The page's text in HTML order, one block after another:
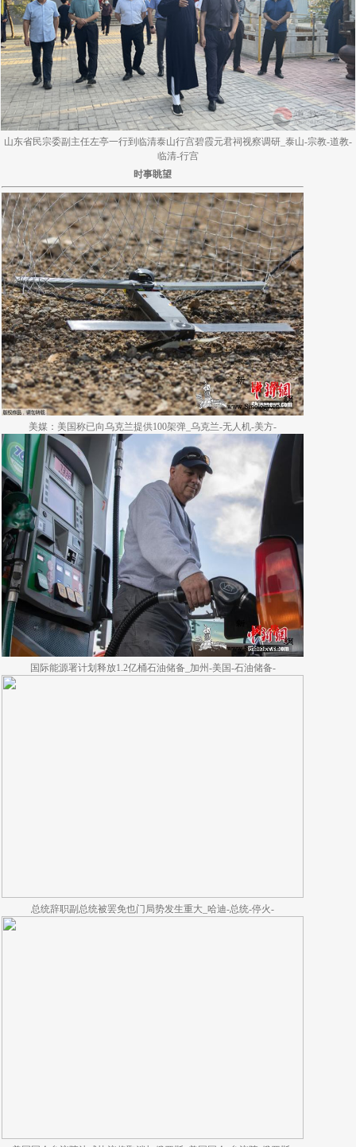
山东省民宗委副主任左亭一行到临清泰山行宫碧霞元君祠视察调研_泰山-宗教-道教-
临清-行宫
时事眺望
美媒：美国称已向乌克兰提供100架弹_乌克兰-无人机-美方-
国际能源署计划释放1.2亿桶石油储备_加州-美国-石油储备-
总统辞职副总统被罢免也门局势发生重大_哈迪-总统-停火-